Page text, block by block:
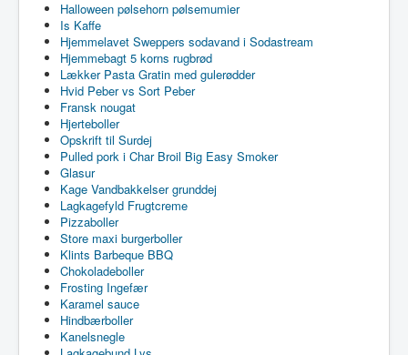
Halloween pølsehorn pølsemumier
Is Kaffe
Hjemmelavet Sweppers sodavand i Sodastream
Hjemmebagt 5 korns rugbrød
Lækker Pasta Gratin med gulerødder
Hvid Peber vs Sort Peber
Fransk nougat
Hjerteboller
Opskrift til Surdej
Pulled pork i Char Broil Big Easy Smoker
Glasur
Kage Vandbakkelser grunddej
Lagkagefyld Frugtcreme
Pizzaboller
Store maxi burgerboller
Klints Barbeque BBQ
Chokoladeboller
Frosting Ingefær
Karamel sauce
Hindbærboller
Kanelsnegle